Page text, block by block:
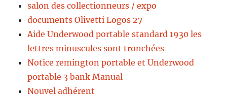
salon des collectionneurs / expo
documents Olivetti Logos 27
Aide Underwood portable standard 1930 les
lettres minuscules sont tronchées
Notice remington portable et Underwood
portable 3 bank Manual
Nouvel adhérent